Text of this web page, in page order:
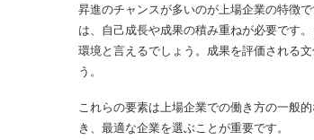
昇進のチャンスが多いのが上場企業の特徴
は、自己成長や成果の積み重ねが必要です
環境と言えるでしょう。成果を評価される
う。
これらの要素は上場企業での働き方の一般
き、最適な企業を選ぶことが重要です。